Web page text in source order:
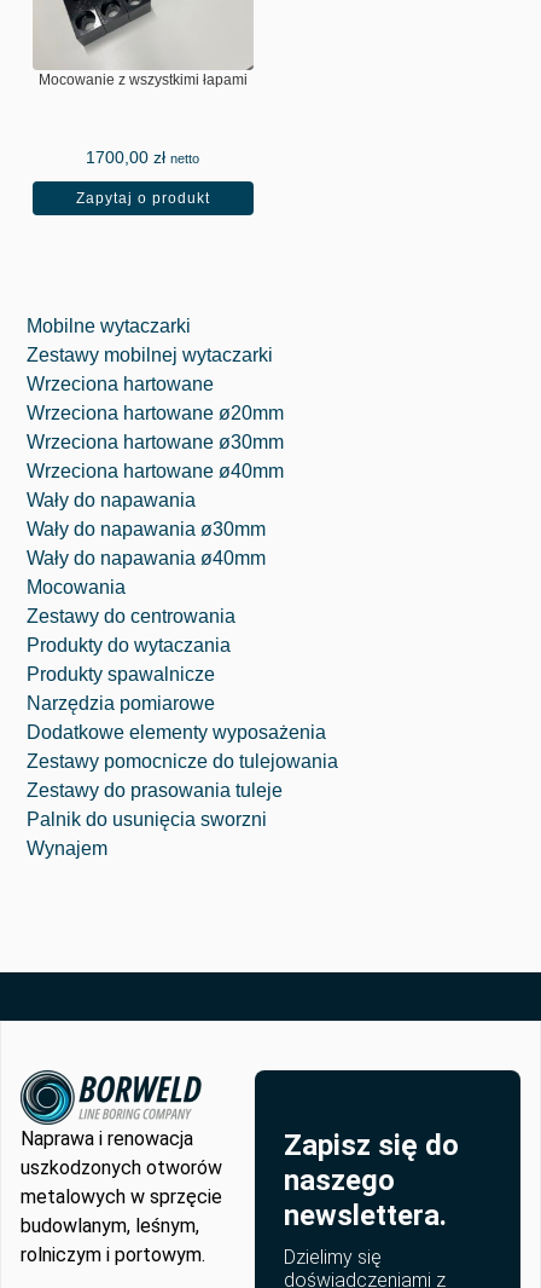
Mocowanie z wszystkimi łapami
1700,00zł netto
Zapytaj o produkt
Mobilne wytaczarki
Zestawy mobilnej wytaczarki
Wrzeciona hartowane
Wrzeciona hartowane ø20mm
Wrzeciona hartowane ø30mm
Wrzeciona hartowane ø40mm
Wały do napawania
Wały do napawania ø30mm
Wały do napawania ø40mm
Mocowania
Zestawy do centrowania
Produkty do wytaczania
⁠Produkty spawalnicze
Narzędzia pomiarowe
Dodatkowe elementy wyposażenia
Zestawy pomocnicze do tulejowania
Zestawy do prasowania tuleje
Palnik do usunięcia sworzni
Wynajem
Naprawa i renowacja
uszkodzonych otworów
metalowych w sprzęcie
budowlanym, leśnym,
rolniczym i portowym.
Zapisz się do
naszego
newslettera.
Dzielimy się
doświadczeniami z